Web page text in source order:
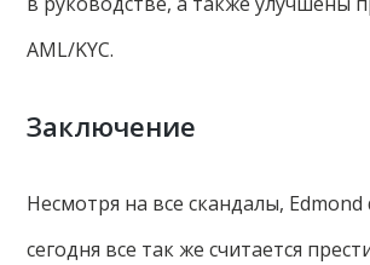
AML/KYC.
Заключение
Несмотря на все скандалы, Edmond
сегодня все так же считается